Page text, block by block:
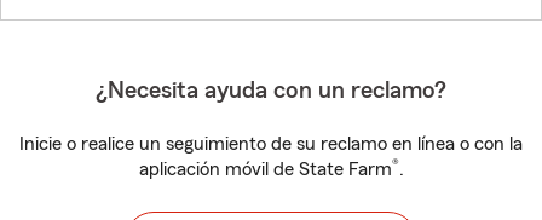
¿Necesita ayuda con un reclamo?
Inicie o realice un seguimiento de su reclamo en línea o con la
aplicación móvil de State Farm®.